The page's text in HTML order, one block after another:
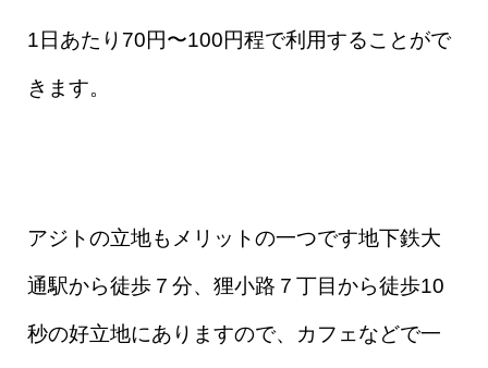
1日あたり70円〜100円程で利用することがで
きます。
アジトの立地もメリットの一つです地下鉄大
通駅から徒歩７分、狸小路７丁目から徒歩10
秒の好立地にありますので、カフェなどで一